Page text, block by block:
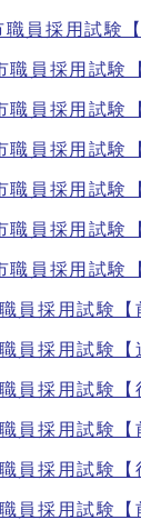
員採用試験
職員採用試験
職員採用試験
職員採用試験
職員採用試験
職員採用試験
職員採用試験
員採用試験
員採用試験
員採用試験
員採用試験
員採用試験
員採用試験